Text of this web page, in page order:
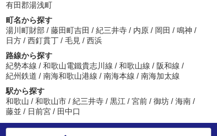
有田郡湯浅町
町名から探す
湯川町財部 / 藤田町吉田 / 紀三井寺 / 内原 / 岡田 / 鳴神 /
日方 / 西釘貫丁 / 毛見 / 西浜
路線から探す
紀勢本線 / 和歌山電鐵貴志川線 / 和歌山線 / 阪和線 /
紀州鉄道 / 南海和歌山港線 / 南海本線 / 南海加太線
駅から探す
和歌山 / 和歌山市 / 紀三井寺 / 黒江 / 宮前 / 御坊 / 海南 /
藤並 / 日前宮 / 田中口